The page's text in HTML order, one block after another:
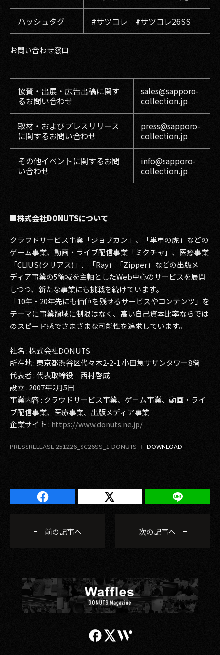
ハッシュタグ #サツコレ #サツコレ26SS
お問い合わせ窓口
協賛・出展・広告出稿に関す
るお問い合わせ
sales@sapporo-
collection.jp
取材・およびプレスリリース
に関するお問い合わせ
press@sapporo-
collection.jp
その他イベントに関するお問
い合わせ
info@sapporo-
collection.jp
■株式会社DONUTSについて
クラウドサービス事業「ジョブカン」、「単車の虎」などの
ゲーム事業、動画・ライブ配信事業「ミクチャ」、医療事業
「CLIUS(クリアス)」、「Ray」「Zipper」などの出版メ
ディア事業の5領域を主軸としたWeb中心のサービスを展開
しつつ、新たな事業にも挑戦を続けています。
「10年・20年先にも価値を残せるサービスやコンテンツ」を
テーマに事業領域に制限はなく、高い自己資本比率ならでは
のスピード感でさまざまな可能性を追求しています。
社名 : 株式会社DONUTS
所在地 : 東京都渋谷区代々木2-2-1 小田急サザンタワー8階
代表者 : 代表取締役 西村啓成
設立 : 2007年2月5日
事業内容 : クラウドサービス事業、ゲーム事業、動画・ライ
ブ配信事業、医療事業、出版メディア事業
企業サイト : https://www.donuts.ne.jp/
PRESSRELEASE-251226_SC26SS_1-DONUTS
前の記事へ 次の記事へ